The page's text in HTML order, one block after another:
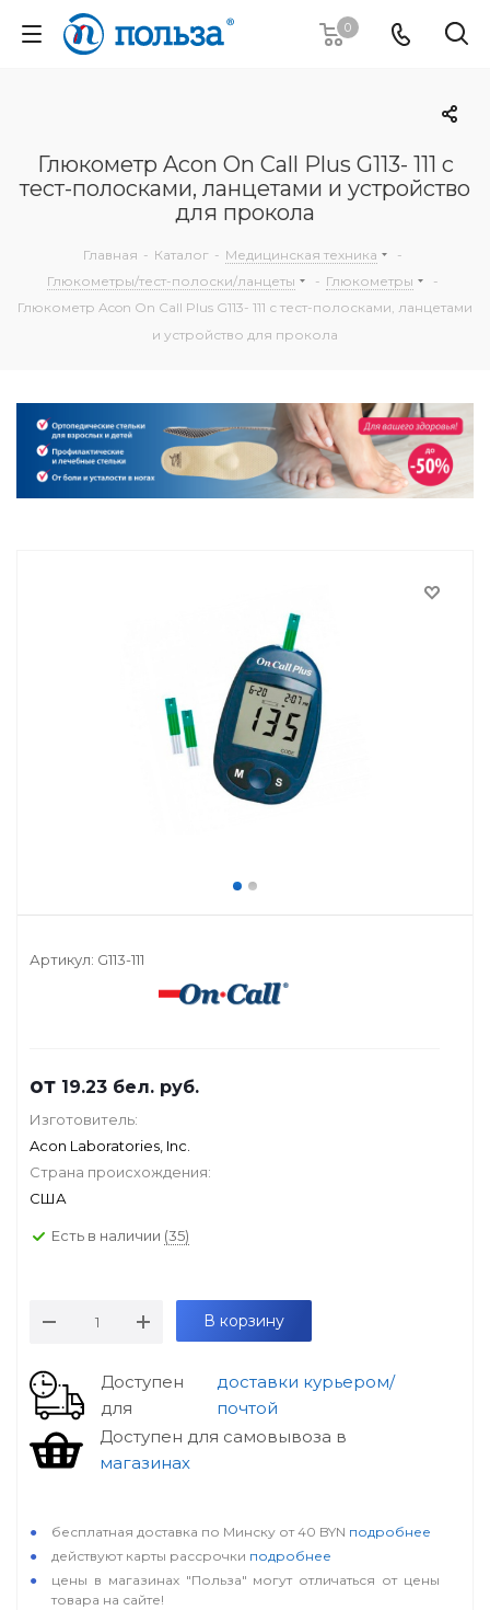
0
Глюкометр Acon On Call Plus G113- 111 с
тест-полосками, ланцетами и устройство
для прокола
Главная - Каталог - Медицинская техника
-
Глюкометры/тест-полоски/ланцеты
- Глюкометры
-
Глюкометр Acon On Call Plus G113- 111 с тест-полосками, ланцетами
и устройство для прокола
Артикул: G113-111
от 19.23 бел. руб.
Изготовитель:
Acon Laboratories, Inc.
Страна происхождения:
США
Есть в наличии (35)
В корзину
Доступен
для
доставки курьером/
почтой
Доступен для самовывоза в
магазинах
бесплатная доставка по Минску от 40 BYN подробнее
действуют карты рассрочки подробнее
цены в магазинах "Польза" могут отличаться от цены
товара на сайте!